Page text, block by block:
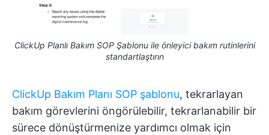
ClickUp Planlı Bakım SOP Şablonu ile önleyici bakım rutinlerini
standartlaştırın
ClickUp Bakım Planı SOP şablonu, tekrarlayan
bakım görevlerini öngörülebilir, tekrarlanabilir bir
sürece dönüştürmenize yardımcı olmak için